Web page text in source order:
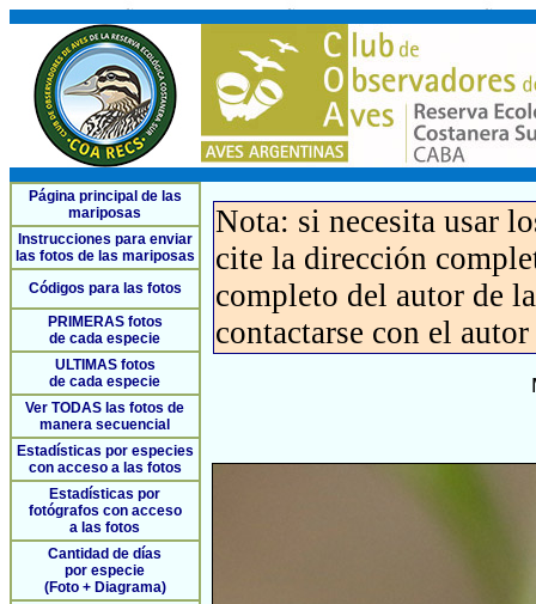
Página principal de las
mariposas
Instrucciones para enviar
las fotos de las mariposas
Códigos para las fotos
PRIMERAS fotos
de cada especie
ULTIMAS fotos
de cada especie
Ver TODAS las fotos de
manera secuencial
Estadísticas por especies
con acceso a las fotos
Estadísticas por
fotógrafos con acceso
a las fotos
Cantidad de días
por especie
(Foto + Diagrama)
Nota: si necesita usar
cite la dirección
completo del autor de
contactarse con el